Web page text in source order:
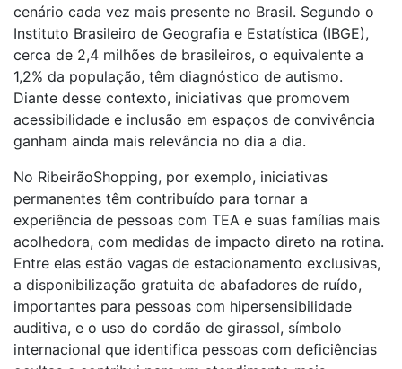
cenário cada vez mais presente no Brasil. Segundo o
Instituto Brasileiro de Geografia e Estatística (IBGE),
cerca de 2,4 milhões de brasileiros, o equivalente a
1,2% da população, têm diagnóstico de autismo.
Diante desse contexto, iniciativas que promovem
acessibilidade e inclusão em espaços de convivência
ganham ainda mais relevância no dia a dia.
No RibeirãoShopping, por exemplo, iniciativas
permanentes têm contribuído para tornar a
experiência de pessoas com TEA e suas famílias mais
acolhedora, com medidas de impacto direto na rotina.
Entre elas estão vagas de estacionamento exclusivas,
a disponibilização gratuita de abafadores de ruído,
importantes para pessoas com hipersensibilidade
auditiva, e o uso do cordão de girassol, símbolo
internacional que identifica pessoas com deficiências